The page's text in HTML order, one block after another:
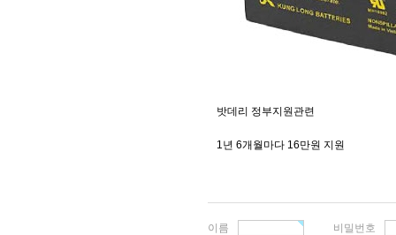
밧데리 정부지원관련
1년 6개월마다 16만원 지원
이름 비밀번호